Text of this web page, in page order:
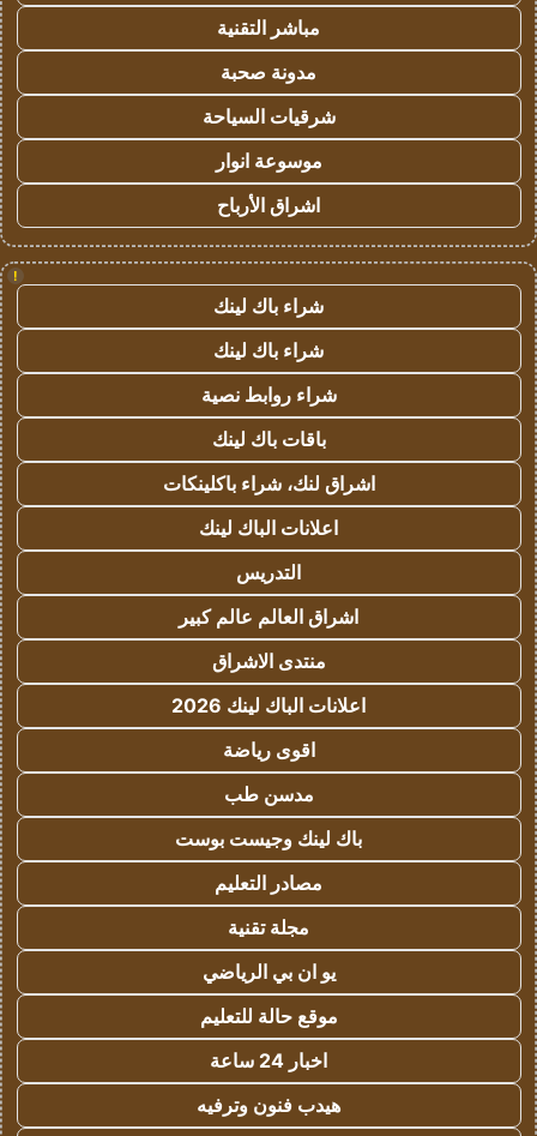
مباشر التقنية
مدونة صحبة
شرقيات السياحة
موسوعة انوار
اشراق الأرباح
!
شراء باك لينك
شراء باك لينك
شراء روابط نصية
باقات باك لينك
اشراق لنك، شراء باكلينكات
اعلانات الباك لينك
التدريس
اشراق العالم عالم كبير
منتدى الاشراق
اعلانات الباك لينك 2026
اقوى رياضة
مدسن طب
باك لينك وجيست بوست
مصادر التعليم
مجلة تقنية
يو ان بي الرياضي
موقع حالة للتعليم
اخبار 24 ساعة
هيدب فنون وترفيه